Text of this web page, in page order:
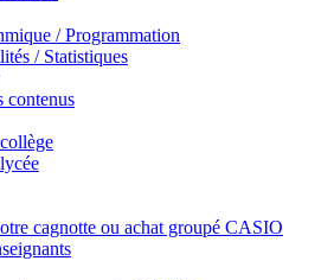
/ Programmation
/ Statistiques
contenus
cagnotte ou achat groupé CASIO